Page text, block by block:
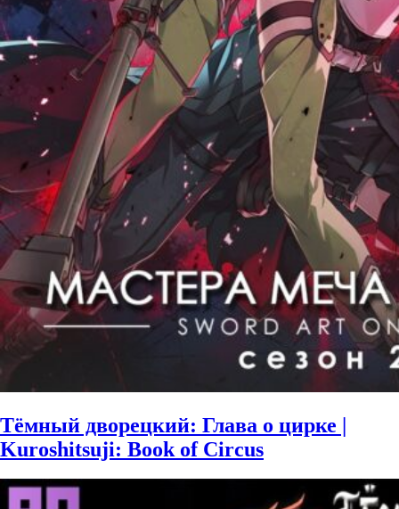
Тёмный дворецкий: Глава о цирке |
Kuroshitsuji: Book of Circus